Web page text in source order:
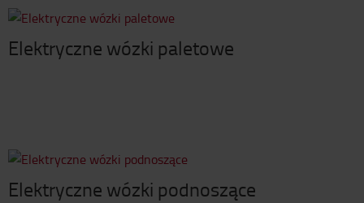
Elektryczne wózki paletowe
Elektryczne wózki podnoszące